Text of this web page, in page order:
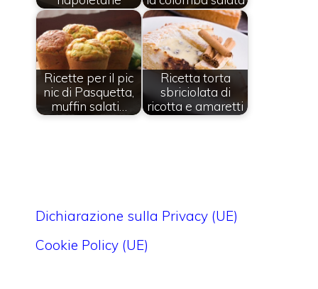
Ricette per il pic
nic di Pasquetta,
muffin salati…
Ricetta torta
sbriciolata di
ricotta e amaretti
Dichiarazione sulla Privacy (UE)
Cookie Policy (UE)